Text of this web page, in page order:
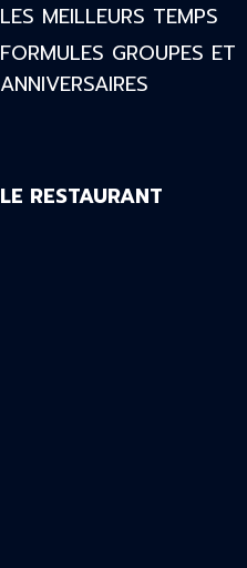
LES MEILLEURS TEMPS
FORMULES GROUPES ET
ANNIVERSAIRES
LE RESTAURANT